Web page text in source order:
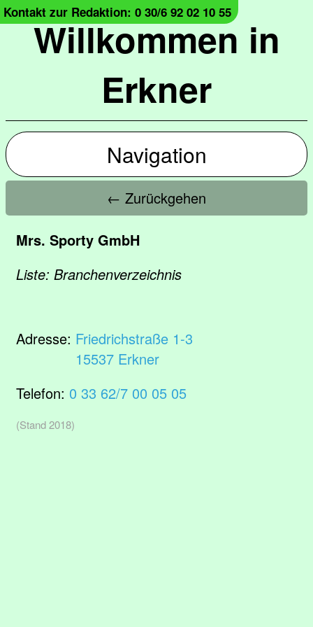
Willkommen in
Erkner
Kontakt zur Redaktion: 0 30/6 92 02 10 55
Navigation
← Zurückgehen
Mrs. Sporty GmbH
Liste: Branchenverzeichnis
Adresse: Friedrichstraße 1-3
15537 Erkner
Telefon: 0 33 62/7 00 05 05
(Stand 2018)